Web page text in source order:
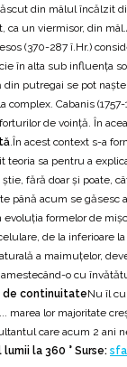
din mâlul încălzit
ca un viermisor, din mâl.
(370-287 î.Hr.)
în alta sub influența
putregai se pot
Cabanis
de voință. În
.În acest context s-a
sa pentru a
fără doar și poate,
până acum se
formelor de
de la inferioare
a maimuțelor,
o cu
de continuitateNu îl
marea lor majoritate
care acum 2 ani
la 360 ° Surse: